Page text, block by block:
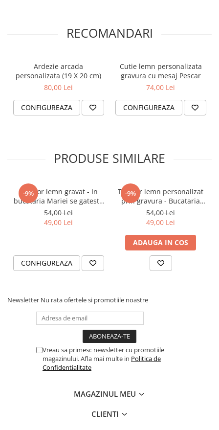
RECOMANDARI
Ardezie arcada
personalizata (19 X 20 cm)
80,00 Lei
CONFIGUREAZA
Cutie lemn personalizata
gravura cu mesaj Pescar
74,00 Lei
CONFIGUREAZA
PRODUSE SIMILARE
-9%
Tocator lemn gravat - In
bucataria Mariei se gateste
cu dragoste
54,00 Lei
49,00 Lei
CONFIGUREAZA
-9%
Tocator lemn personalizat
prin gravura - Bucataria
mea, regulile mele
54,00 Lei
49,00 Lei
ADAUGA IN COS
Newsletter Nu rata ofertele si promotiile noastre
Vreau sa primesc newsletter cu promotiile
magazinului. Afla mai multe in Politica de
Confidentialitate
MAGAZINUL MEU
CLIENTI